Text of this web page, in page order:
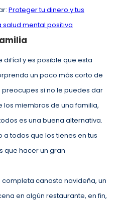
Proteger tu dinero y tus
mental positiva
difícil y es posible que esta
un poco más corto de
si no le puedes dar
los miembros de una familia,
es una buena alternativa.
todos que los tienes en tus
que hacer un gran
canasta navideña, un
en algún restaurante, en fin,